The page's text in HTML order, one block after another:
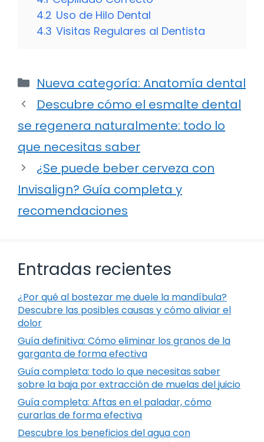
4.2 Uso de Hilo Dental
4.3 Visitas Regulares al Dentista
Categorías
Nueva categoría: Anatomía dental
Descubre cómo el esmalte dental
se regenera naturalmente: todo lo
que necesitas saber
¿Se puede beber cerveza con
Invisalign? Guía completa y
recomendaciones
Entradas recientes
¿Por qué al bostezar me duele la mandíbula?
Descubre las posibles causas y cómo aliviar el
dolor
Guía definitiva: Cómo eliminar los granos de la
garganta de forma efectiva
Guía completa: todo lo que necesitas saber
sobre la baja por extracción de muelas del juicio
Guía completa: Aftas en el paladar, cómo
curarlas de forma efectiva
Descubre los beneficios del agua con